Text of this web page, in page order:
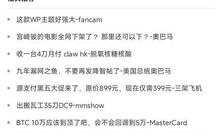
这款WP主题好强大-fancam
宫崎骏的电影全网下架了？ 那里还可以下？-奧巴马
收一台4刀月付 claw hk-脱氧核糖核酸
九年漏网之鱼，不要再发降智帖了-美国总统奥巴马
源支付黑五大促来了，原价899元，现在仅需399元-三架飞机
出搬瓦工35刀DC9-mmshow
BTC 10万应该到顶了吧，会不会回调到5万-MasterCard